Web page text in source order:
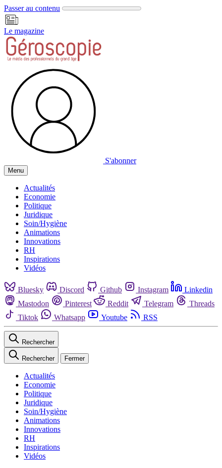
Passer au contenu
Le magazine
S'abonner
Menu
Actualités
Economie
Politique
Juridique
Soin/Hygiène
Animations
Innovations
RH
Inspirations
Vidéos
Bluesky Discord Github Instagram
Linkedin
Mastodon
Pinterest Reddit Telegram
Threads
Tiktok
Whatsapp Youtube RSS
Rechercher
Rechercher Fermer
Actualités
Economie
Politique
Juridique
Soin/Hygiène
Animations
Innovations
RH
Inspirations
Vidéos
Panneau de gestion des cookies